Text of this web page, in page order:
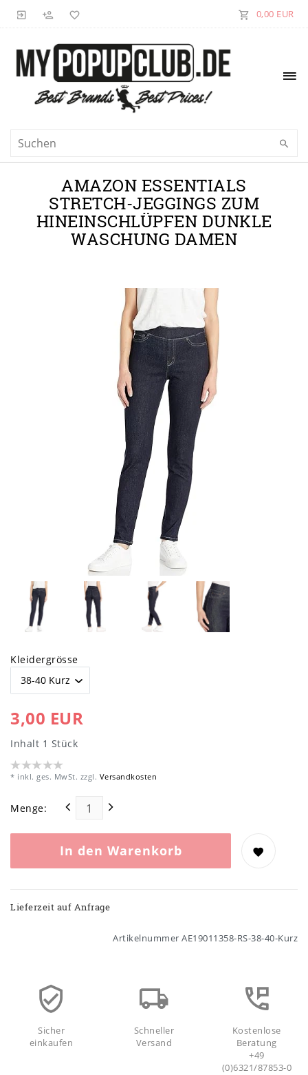
0,00 EUR
AMAZON ESSENTIALS
STRETCH-JEGGINGS ZUM
HINEINSCHLÜPFEN DUNKLE
WASCHUNG DAMEN
Kleidergrösse
3,00 EUR
Inhalt 1 Stück
* inkl. ges. MwSt. zzgl. Versandkosten
Menge:
In den Warenkorb
Lieferzeit auf Anfrage
Artikelnummer AE19011358-RS-38-40-Kurz
Sicher
einkaufen
Schneller
Versand
Kostenlose
Beratung
+49
(0)6321/87853-0